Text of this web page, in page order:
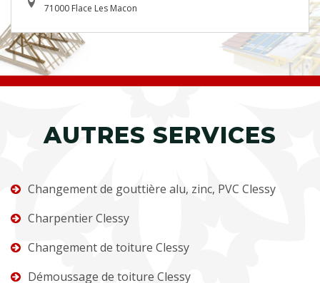
71000 Flace Les Macon
AUTRES SERVICES
Changement de gouttière alu, zinc, PVC Clessy
Charpentier Clessy
Changement de toiture Clessy
Démoussage de toiture Clessy